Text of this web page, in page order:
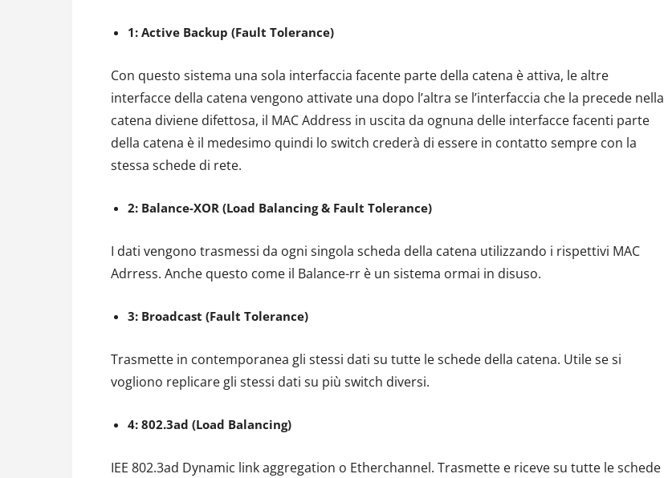
1: Active Backup (Fault Tolerance)
Con questo sistema una sola interfaccia facente parte della catena è attiva, le altre
interfacce della catena vengono attivate una dopo l’altra se l’interfaccia che la precede nella
catena diviene difettosa, il MAC Address in uscita da ognuna delle interfacce facenti parte
della catena è il medesimo quindi lo switch crederà di essere in contatto sempre con la
stessa schede di rete.
2: Balance-XOR (Load Balancing & Fault Tolerance)
I dati vengono trasmessi da ogni singola scheda della catena utilizzando i rispettivi MAC
Adrress. Anche questo come il Balance-rr è un sistema ormai in disuso.
3: Broadcast (Fault Tolerance)
Trasmette in contemporanea gli stessi dati su tutte le schede della catena. Utile se si
vogliono replicare gli stessi dati su più switch diversi.
4: 802.3ad (Load Balancing)
IEE 802.3ad Dynamic link aggregation o Etherchannel. Trasmette e riceve su tutte le schede